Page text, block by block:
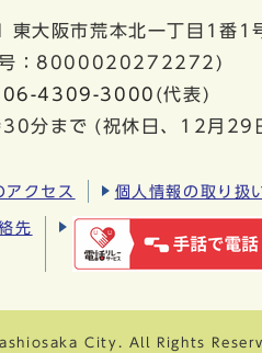
東大阪市荒本北一丁目1番1
号：8000020272272)
06-4309-3000 (代表)
30分まで (祝休日、12月29
アクセス 個人情報の取り扱
先
City. All Rights